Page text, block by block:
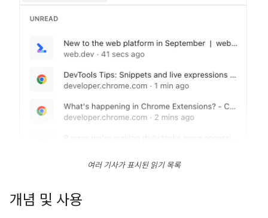
여러 기사가 표시된 읽기 목록
개념 및 사용